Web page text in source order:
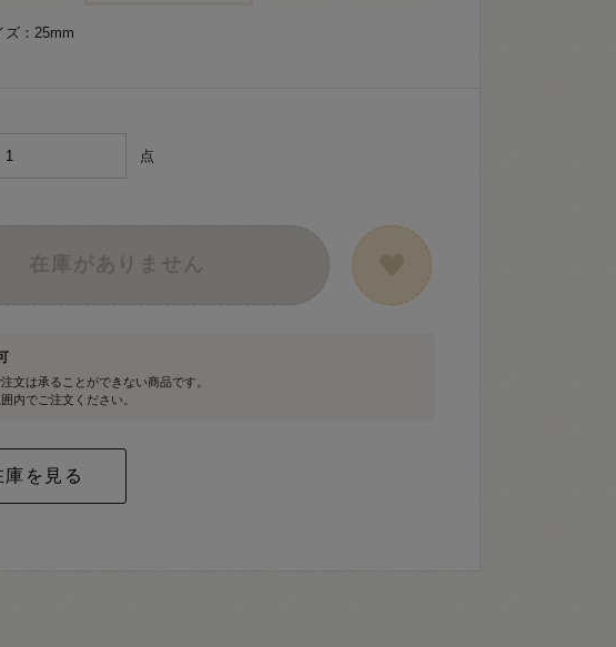
ズ：25mm
点
文は承ることができない商品です。
内でご注文ください。